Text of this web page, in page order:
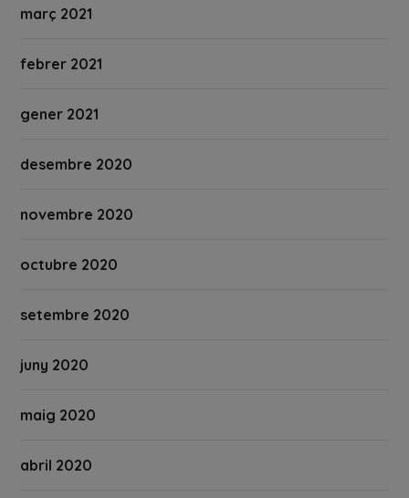
març 2021
febrer 2021
gener 2021
desembre 2020
novembre 2020
octubre 2020
setembre 2020
juny 2020
maig 2020
abril 2020